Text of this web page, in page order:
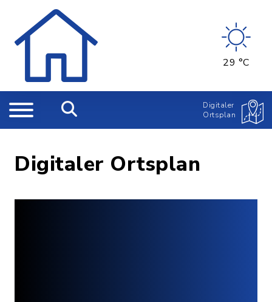
29 °C
Digitaler
Ortsplan
Digitaler Ortsplan